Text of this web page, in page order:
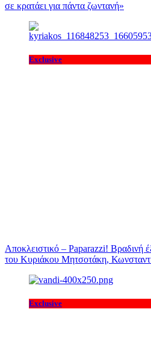
σε κρατάει για πάντα ζωντανή»
Exclusive
Αποκλειστικό – Paparazzi! Βραδινή
του Κυριάκου Μητσοτάκη,
Exclusive